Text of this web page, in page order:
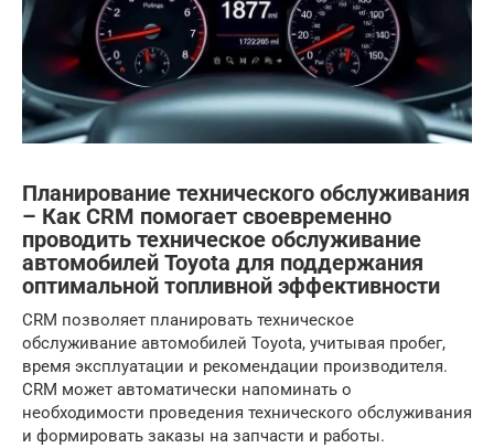
Планирование технического обслуживания
– Как CRM помогает своевременно
проводить техническое обслуживание
автомобилей Toyota для поддержания
оптимальной топливной эффективности
CRM позволяет планировать техническое
обслуживание автомобилей Toyota, учитывая пробег,
время эксплуатации и рекомендации производителя.
CRM может автоматически напоминать о
необходимости проведения технического обслуживания
и формировать заказы на запчасти и работы.